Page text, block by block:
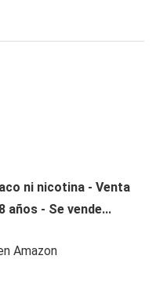
ni nicotina - Venta
años - Se vende...
Amazon